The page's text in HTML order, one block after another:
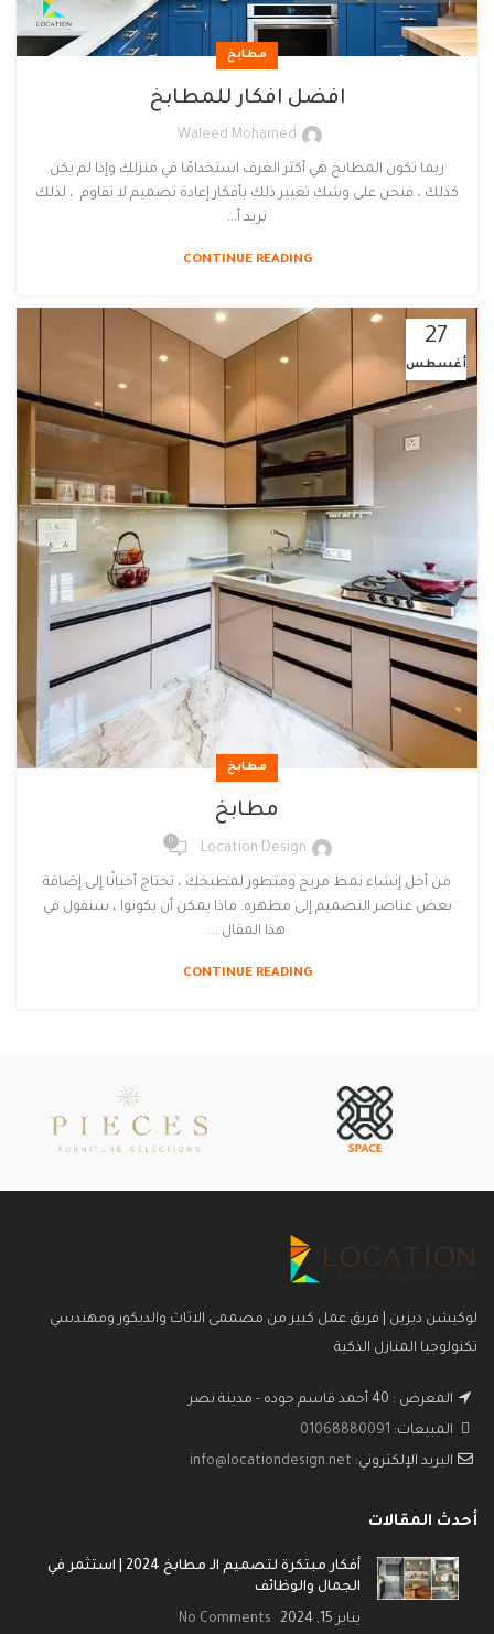
مطابخ
افضل افكار للمطابخ
Waleed Mohamed
ربما تكون المطابخ هي أكثر الغرف استخدامًا في منزلك وإذا لم يكن
كذلك ، فنحن على وشك تغيير ذلك بأفكار إعادة تصميم لا تقاوم ، لذلك
تريد أ...
CONTINUE READING
27
أغسطس
مطابخ
مطابخ
Location Design
0
من أجل إنشاء نمط مريح ومتطور لمطبخك ، تحتاج أحيانًا إلى إضافة
بعض عناصر التصميم إلى مظهره. ماذا يمكن أن يكونوا ، سنقول في
هذا المقال ...
CONTINUE READING
لوكيشن ديزين | فريق عمل كبير من مصممى الاثاث والديكور ومهندسي
تكنولوجيا المنازل الذكية
المعرض : 40 أحمد قاسم جوده - مدينة نصر
المبيعات: 01068880091
البريد الإلكتروني: info@locationdesign.net
أحدث المقالات
أفكار مبتكرة لتصميم الـ مطابخ 2024 | استثمر في
الجمال والوظائف
يناير 15, 2024 No Comments